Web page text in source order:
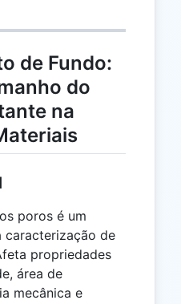
de Fundo:
do
na
poros é um
caracterização de
propriedades
área de
mecânica e